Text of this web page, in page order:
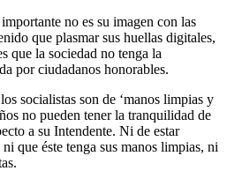
no es su imagen con las
que plasmar sus huellas digitales,
que la sociedad no tenga la
por ciudadanos honorables.
socialistas son de ‘manos limpias y
no pueden tener la tranquilidad de
a su Intendente. Ni de estar
que éste tenga sus manos limpias, ni